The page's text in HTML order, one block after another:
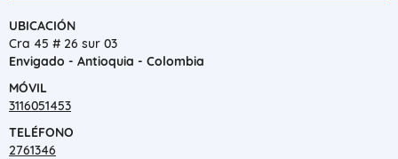
UBICACIÓN
Cra 45 # 26 sur 03
Envigado - Antioquia - Colombia
MÓVIL
3116051453
TELÉFONO
2761346